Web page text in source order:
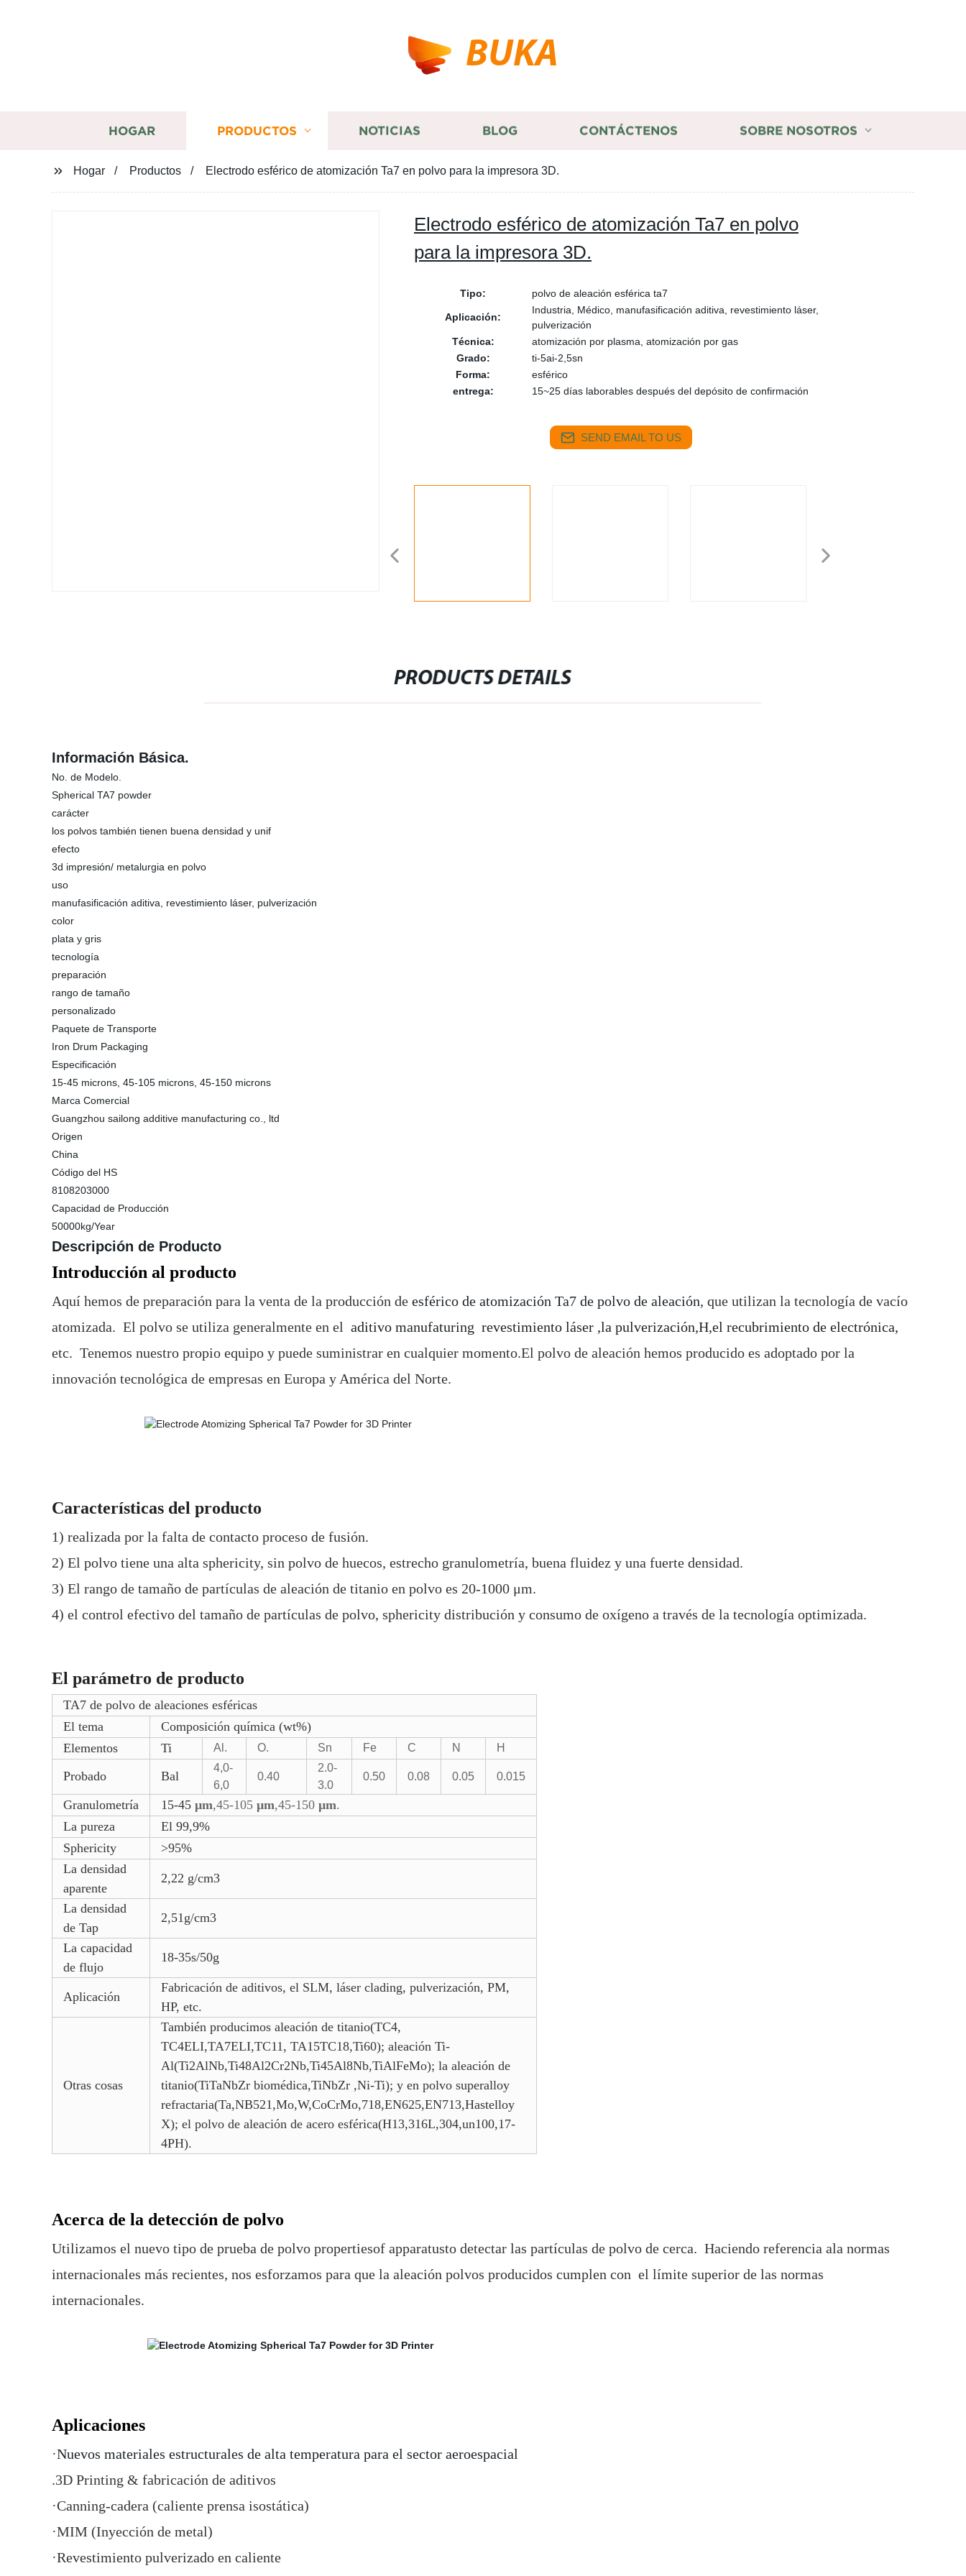
BUKA
HOGAR PRODUCTOS NOTICIAS BLOG CONTÁCTENOS SOBRE NOSOTROS
Hogar Productos Electrodo esférico de atomización Ta7 en polvo para la impresora 3D.
Electrodo esférico de atomización Ta7 en polvo
para la impresora 3D.
Tipo: polvo de aleación esférica ta7
Aplicación:
Industria, Médico, manufasificación aditiva, revestimiento láser,
pulverización
Técnica:
atomización por plasma, atomización por gas
Grado:
ti-5ai-2,5sn
Forma:
esférico
entrega:
15~25 días laborables después del depósito de confirmación
SEND EMAIL TO US
PRODUCTS DETAILS
Información Básica.
No. de Modelo.
Spherical TA7 powder
carácter
los polvos también tienen buena densidad y unif
efecto
3d impresión/ metalurgia en polvo
uso
manufasificación aditiva, revestimiento láser, pulverización
color
plata y gris
tecnología
preparación
rango de tamaño
personalizado
Paquete de Transporte
Iron Drum Packaging
Especificación
15-45 microns, 45-105 microns, 45-150 microns
Marca Comercial
Guangzhou sailong additive manufacturing co., ltd
Origen
China
Código del HS
8108203000
Capacidad de Producción
50000kg/Year
Descripción de Producto
Introducción al producto
Aquí hemos de preparación para la venta de la producción de esférico de atomización Ta7 de polvo de aleación, que utilizan la tecnología de vacío
atomizada. El polvo se utiliza generalmente en el aditivo manufaturing revestimiento láser ,la pulverización,H,el recubrimiento de electrónica,
etc. Tenemos nuestro propio equipo y puede suministrar en cualquier momento.El polvo de aleación hemos producido es adoptado por la
innovación tecnológica de empresas en Europa y América del Norte.
Características del producto
1) realizada por la falta de contacto proceso de fusión.
2) El polvo tiene una alta sphericity, sin polvo de huecos, estrecho granulometría, buena fluidez y una fuerte densidad.
3) El rango de tamaño de partículas de aleación de titanio en polvo es 20-1000 μm.
4) el control efectivo del tamaño de partículas de polvo, sphericity distribución y consumo de oxígeno a través de la tecnología optimizada.
El parámetro de producto
TA7 de polvo de aleaciones esféricas
El tema
Composición química (wt%)
Elementos
Ti Al. O. Sn Fe C N H
Probado Bal
4,0-
6,0
0.40
2.0-
3.0
0.50 0.08 0.05 0.015
Granulometría 15-45 μm,45-105 μm,45-150 μm.
La pureza
El 99,9%
Sphericity
>95%
La densidad
aparente
2,22 g/cm3
La densidad
de Tap
2,51g/cm3
La capacidad
de flujo
18-35s/50g
Aplicación
Fabricación de aditivos, el SLM, láser clading, pulverización, PM,
HP, etc.
Otras cosas
También producimos aleación de titanio(TC4,
TC4ELI,TA7ELI,TC11, TA15TC18,Ti60); aleación Ti-
Al(Ti2AlNb,Ti48Al2Cr2Nb,Ti45Al8Nb,TiAlFeMo); la aleación de
titanio(TiTaNbZr biomédica,TiNbZr ,Ni-Ti); y en polvo superalloy
refractaria(Ta,NB521,Mo,W,CoCrMo,718,EN625,EN713,Hastelloy
X); el polvo de aleación de acero esférica(H13,316L,304,un100,17-
4PH).
Acerca de la detección de polvo
Utilizamos el nuevo tipo de prueba de polvo propertiesof apparatusto detectar las partículas de polvo de cerca. Haciendo referencia ala normas
internacionales más recientes, nos esforzamos para que la aleación polvos producidos cumplen con el límite superior de las normas
internacionales.
Aplicaciones
·Nuevos materiales estructurales de alta temperatura para el sector aeroespacial
.3D Printing & fabricación de aditivos
·Canning-cadera (caliente prensa isostática)
·MIM (Inyección de metal)
·Revestimiento pulverizado en caliente